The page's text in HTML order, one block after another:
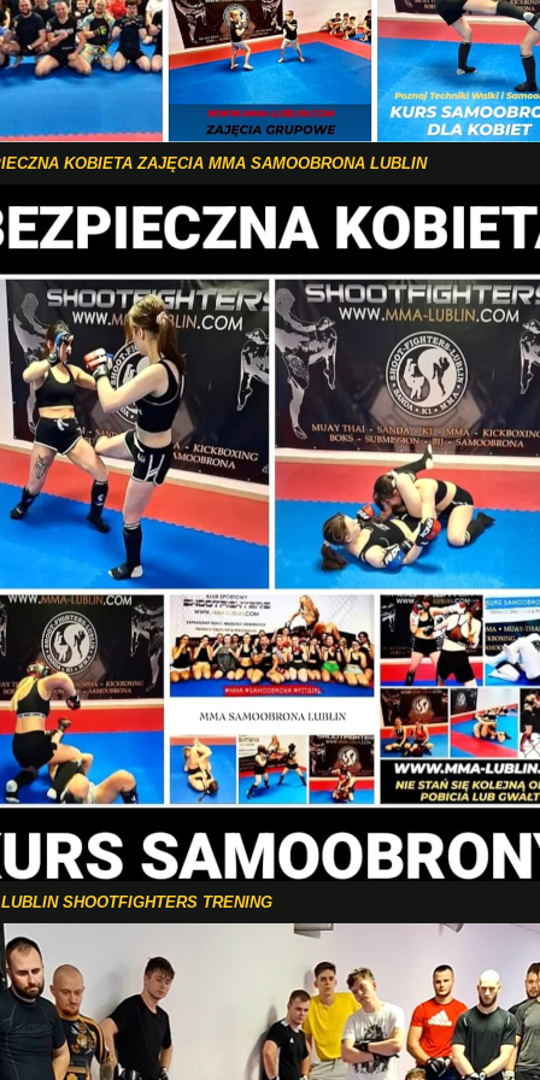
KOBIETA ZAJĘCIA MMA SAMOOBRONA LUBLIN
SHOOTFIGHTERS TRENING